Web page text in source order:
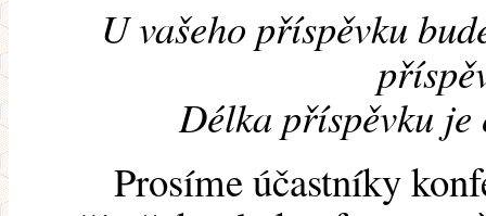
U vašeho příspěvku
Délka příspěvku je
Prosíme účastníky